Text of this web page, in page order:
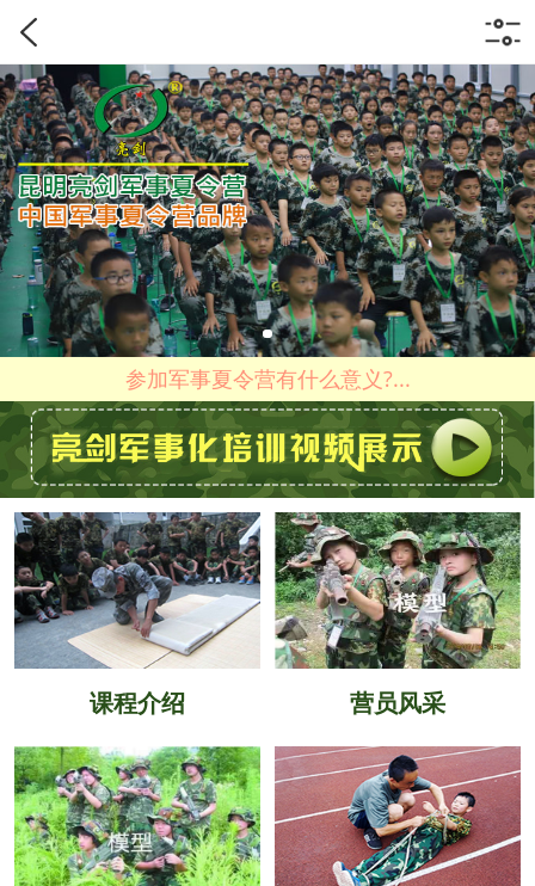
参加军事夏令营有什么意义?...
课程介绍 营员风采